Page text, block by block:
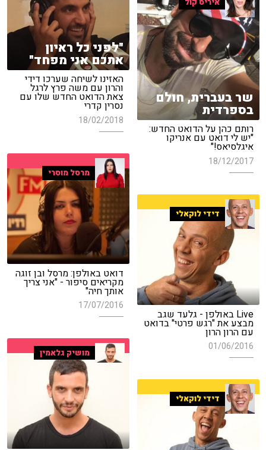
"לפני כל ראיון
אתכם אני מפחד"
האזינו לשיחה שערכו דידי
והרון עם משה פרץ לרגל
צאת הדואט החדש שלו עם
נסרין קדרי
18/02/2018
שר בעברית, חולם
בספרדית
רותם כהן על הדואט החדש:
"יש לי דואט עם אנריקו
איגלסיאס!"
18/12/2017
מרסל מוסרי
דואט באולפן: מרסל ובן זוגה
מקריאים סיפור - "אני צריך
אותך חיה"
17/07/2016
דידי לוקאלי
Live באולפן - גלעד שגב
מבצע את "רגש פרטי" בדואט
עם הרון הרון
01/06/2016
מושיק גלאמין
דידי לוקאלי